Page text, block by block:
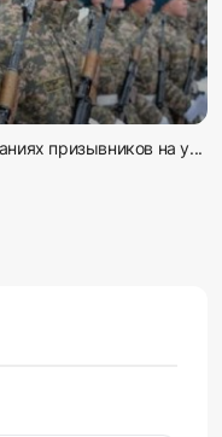
призывников на у...